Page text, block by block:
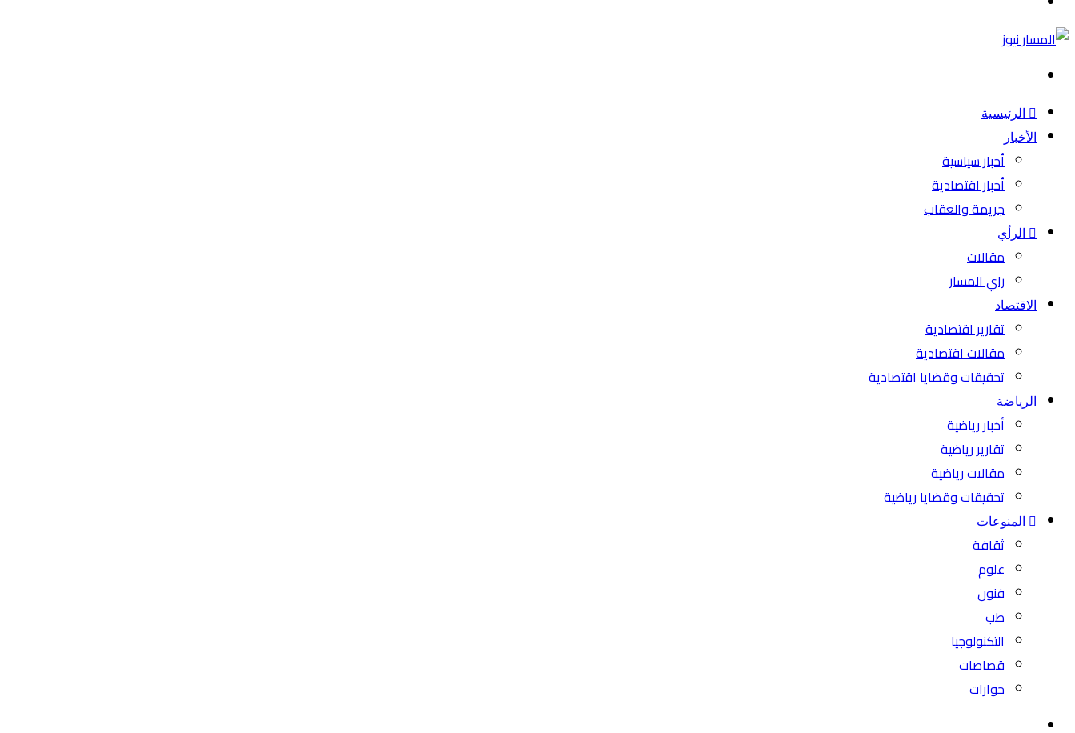
الرئيسية
الأخبار
أخبار سياسية
أخبار اقتصادية
جريمة والعقاب
الرأي
مقالات
راي المسار
الاقتصاد
تقارير اقتصادية
مقالات اقتصادية
تحقيقات وقضايا اقتصادية
الرياضة
أخبار رياضية
تقارير رياضية
مقالات رياضية
تحقيقات وقضايا رياضية
المنوعات
ثقافة
علوم
فنون
طب
التكنولوجيا
قصاصات
حوارات